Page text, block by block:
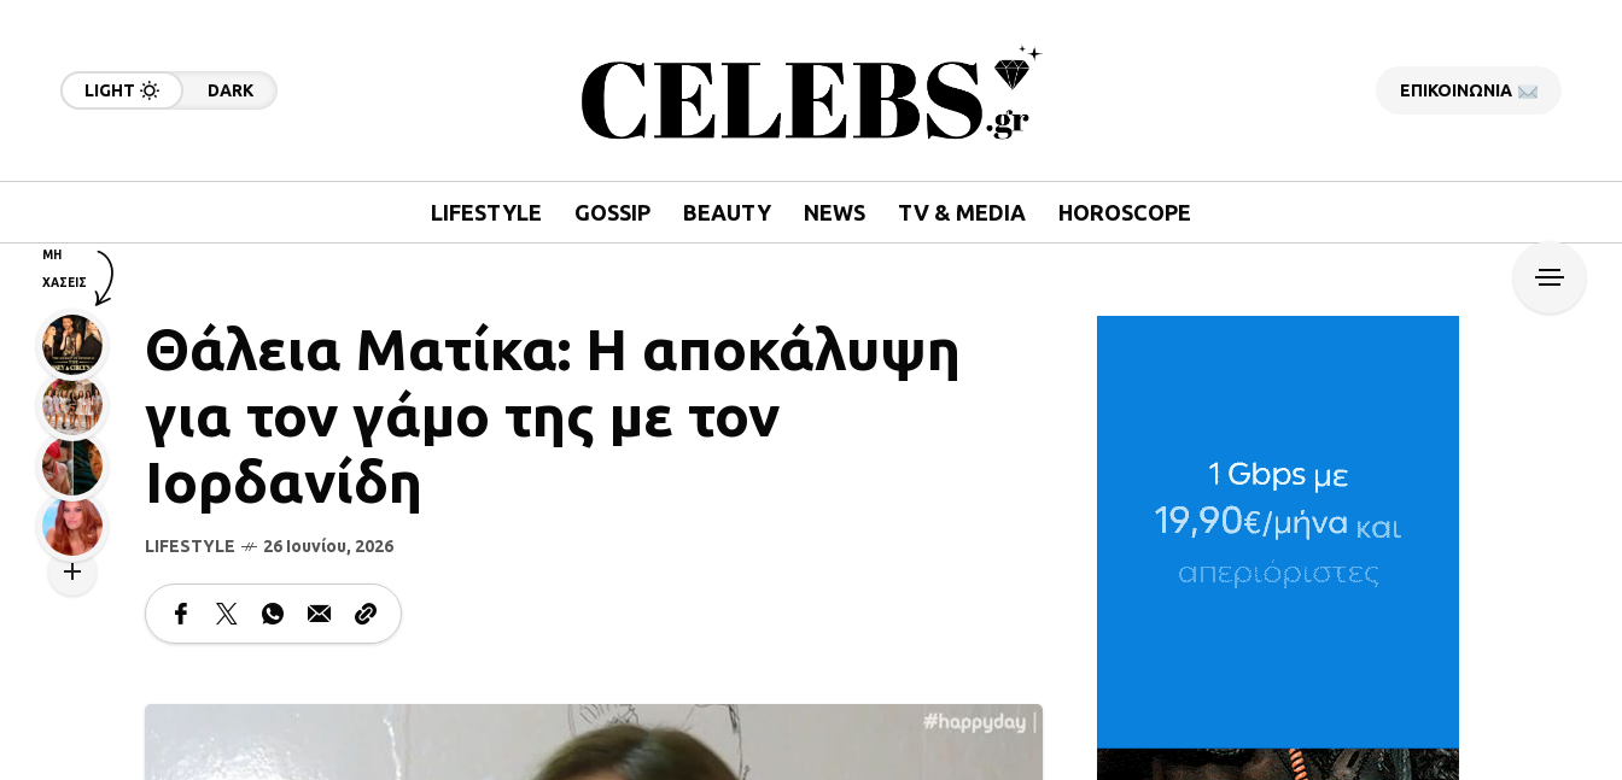
LIGHT DARK ΕΠΙΚΟΙΝΩΝΙΑ
LIFESTYLE GOSSIP BEAUTY NEWS TV & MEDIA HOROSCOPE
Θάλεια Ματίκα: Η αποκάλυψη
για τον γάμο της με τον
Ιορδανίδη
LIFESTYLE 26 Ιουνίου, 2026
ΜΗ
ΧΑΣΕΙΣ